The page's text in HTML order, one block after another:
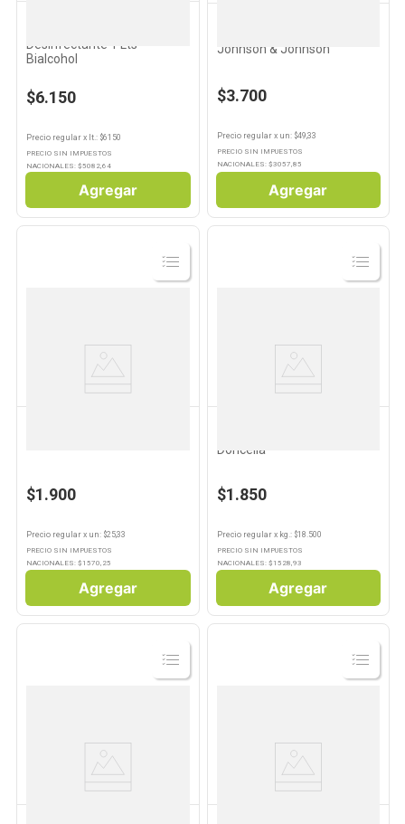
Desinfectante 1 Lts
Bialcohol
$6.150
Precio regular x lt. : $6150
PRECIO SIN IMPUESTOS
NACIONALES: $5082,64
Agregar
Johnson & Johnson
$3.700
Precio regularx un: $49,33
PRECIO SIN IMPUESTOS
NACIONALES: $3057,85
Agregar
Ver
Producto
$1.900
Precio regular x un: $25,33
PRECIO SIN IMPUESTOS
NACIONALES: $ 1570,25
Agregar
Ver
Producto
Doncella
$1.850
Precio regularx kg.: $18.500
PRECIO SIN IMPUESTOS
NACIONALES: $ 1528,93
Agregar
Ver
Producto
Ver
Producto